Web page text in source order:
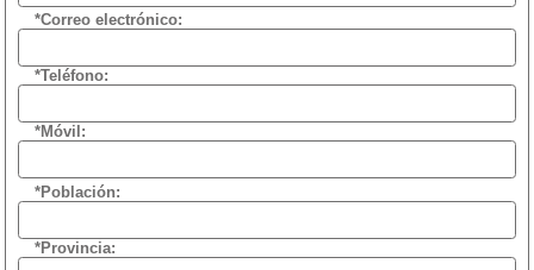
*Correo electrónico:
*Teléfono:
*Móvil:
*Población:
*Provincia: